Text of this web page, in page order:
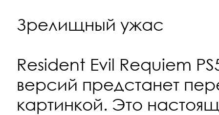
Зрелищный ужас
Resident Evil Requiem
версий предстанет
картинкой. Это